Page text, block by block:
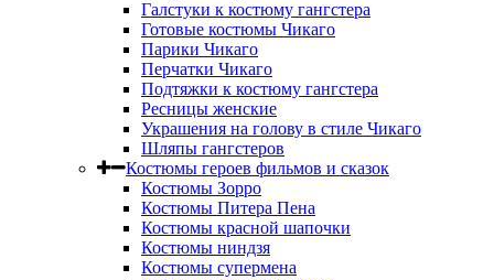
Галстуки к костюму гангстера
Готовые костюмы Чикаго
Парики Чикаго
Перчатки Чикаго
Подтяжки к костюму гангстера
Ресницы женские
Украшения на голову в стиле Чикаго
Шляпы гангстеров
Костюмы героев фильмов и сказок
Костюмы Зорро
Костюмы Питера Пена
Костюмы красной шапочки
Костюмы ниндзя
Костюмы супермена